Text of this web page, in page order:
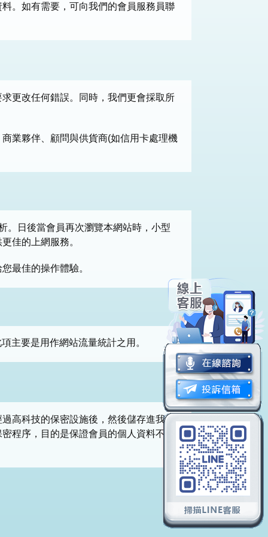
。如有需要，可向我們的會員服務員聯
更改任何錯誤。同時，我們更會採取所
業夥伴、顧問與供貨商(如信用卡處理機
。日後當會員再次瀏覽本網站時，小型
佳的上網服務。
最佳的操作體驗。
主要是用作網站流量統計之用。
高科技的保密設施後，然後儲存進我們
程序，目的是保證會員的個人資料不會